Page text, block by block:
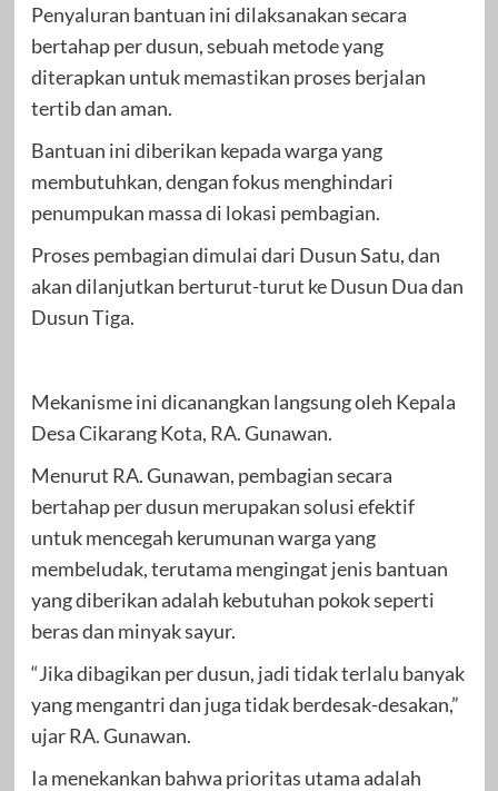
Penyaluran bantuan ini dilaksanakan secara
bertahap per dusun, sebuah metode yang
diterapkan untuk memastikan proses berjalan
tertib dan aman.
Bantuan ini diberikan kepada warga yang
membutuhkan, dengan fokus menghindari
penumpukan massa di lokasi pembagian.
Proses pembagian dimulai dari Dusun Satu, dan
akan dilanjutkan berturut-turut ke Dusun Dua dan
Dusun Tiga.
Mekanisme ini dicanangkan langsung oleh Kepala
Desa Cikarang Kota, RA. Gunawan.
Menurut RA. Gunawan, pembagian secara
bertahap per dusun merupakan solusi efektif
untuk mencegah kerumunan warga yang
membeludak, terutama mengingat jenis bantuan
yang diberikan adalah kebutuhan pokok seperti
beras dan minyak sayur.
“Jika dibagikan per dusun, jadi tidak terlalu banyak
yang mengantri dan juga tidak berdesak-desakan,”
ujar RA. Gunawan.
Ia menekankan bahwa prioritas utama adalah